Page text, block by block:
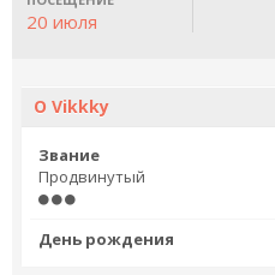
20 июля
О Vikkky
Звание
Продвинутый
День рождения